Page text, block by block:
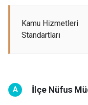
Kamu Hizmetleri
Standartları
A İlçe Nüfus